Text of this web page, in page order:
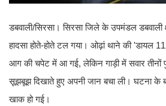
डबवाली/सिरसा। सिरसा जिले के उपमंडल डबवाली
हादसा होते-होते टल गया। ओढ़ां थाने की 'डायल
आग की चपेट में आ गई, लेकिन गाड़ी में सवार तीनों
सूझबूझ दिखाते हुए अपनी जान बचा ली। घटना के
खाक हो गई।